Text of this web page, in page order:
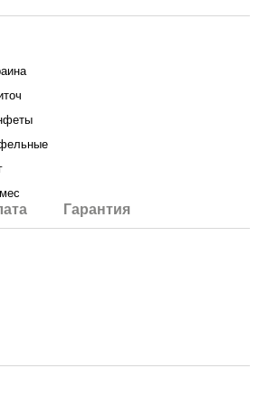
Гарантия